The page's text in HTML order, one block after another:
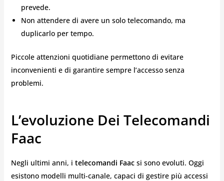
prevede.
Non attendere di avere un solo telecomando, ma
duplicarlo per tempo.
Piccole attenzioni quotidiane permettono di evitare
inconvenienti e di garantire sempre l’accesso senza
problemi.
L’evoluzione Dei Telecomandi
Faac
Negli ultimi anni, i telecomandi Faacsi sono evoluti. Oggi
esistono modelli multi-canale, capaci di gestire più accessi